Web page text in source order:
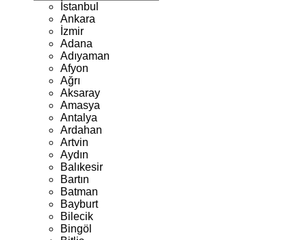
İstanbul
Ankara
İzmir
Adana
Adıyaman
Afyon
Ağrı
Aksaray
Amasya
Antalya
Ardahan
Artvin
Aydın
Balıkesir
Bartın
Batman
Bayburt
Bilecik
Bingöl